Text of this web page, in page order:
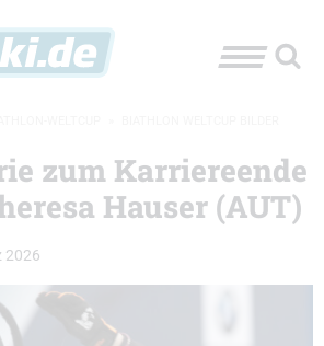
zum Karriereende
Hauser (AUT)
2026